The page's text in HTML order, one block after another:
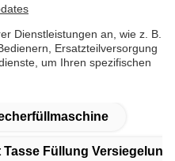
Dienstleistungen an, wie z. B.
Ersatzteilversorgung
um Ihren spezifischen
Füllung